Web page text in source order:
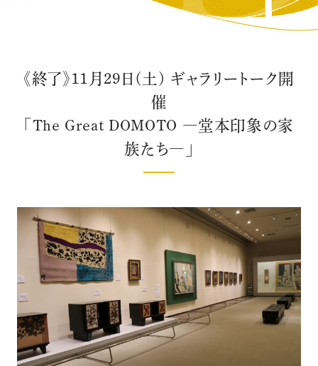
《終了》11月29日(土) ギャラリートーク開
催
「The Great DOMOTO ―堂本印象の家
族たち―」